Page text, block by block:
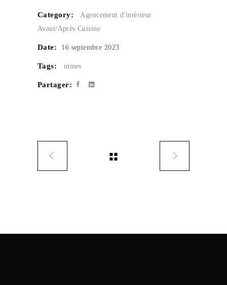
Category:
Agencement d'intérieur
Avant/Après Cuisine
Date: 16 septembre 2023
Tags: nimes
Partager: